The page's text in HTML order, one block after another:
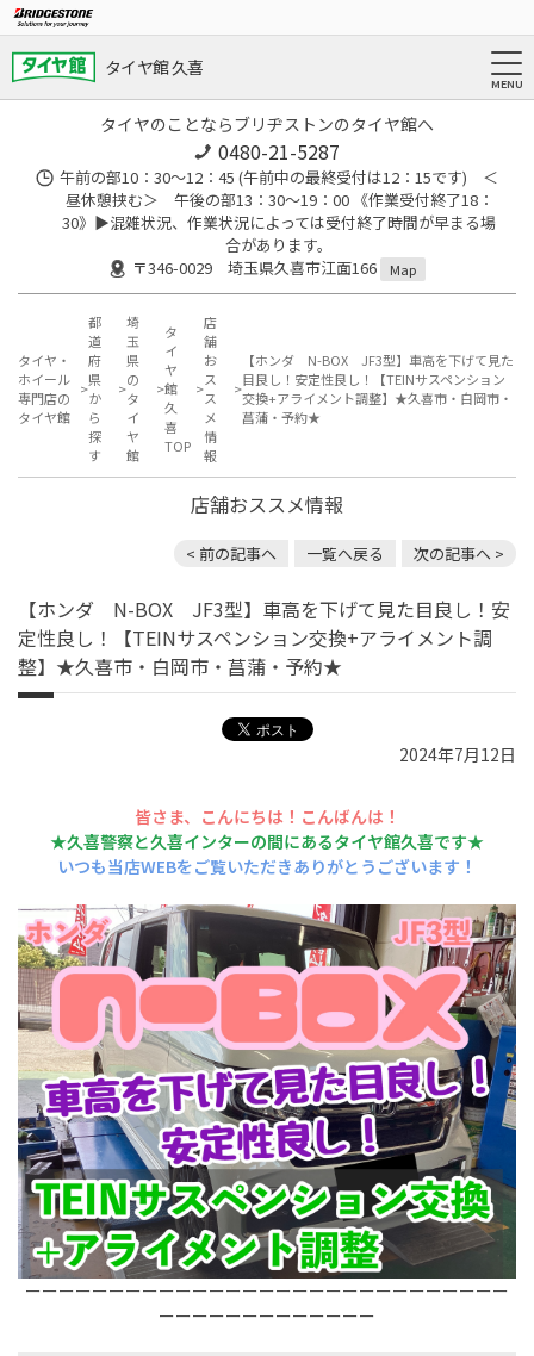
タイヤ館 久喜
タイヤのことならブリヂストンのタイヤ館へ
0480-21-5287
午前の部10：30～12：45 (午前中の最終受付は12：15です) ＜
昼休憩挟む＞ 午後の部13：30～19：00 《作業受付終了18：
30》▶︎混雑状況、作業状況によっては受付終了時間が早まる場
合があります。
〒346-0029 埼玉県久喜市江面166
Map
タイヤ・
ホイール
専門店の
タイヤ館
都
道
府
県
か
ら
探
す
埼
玉
県
の
タ
イ
ヤ
館
タ
イ
ヤ
館
久
喜
TOP
店
舗
お
ス
ス
メ
情
報
【ホンダ N-BOX JF3型】車高を下げて見た
目良し！安定性良し！【TEINサスペンション
交換+アライメント調整】★久喜市・白岡市・
菖蒲・予約★
店舗おススメ情報
< 前の記事へ 一覧へ戻る 次の記事へ >
【ホンダ N-BOX JF3型】車高を下げて見た目良し！安
定性良し！【TEINサスペンション交換+アライメント調
整】★久喜市・白岡市・菖蒲・予約★
2024年7月12日
皆さま、こんにちは！こんばんは！
★久喜警察と久喜インターの間にあるタイヤ館久喜です★
いつも当店WEBをご覧いただきありがとうございます！
ーーーーーーーーーーーーーーーーーーーーーーーーーーーーー
ーーーーーーーーーーーーー